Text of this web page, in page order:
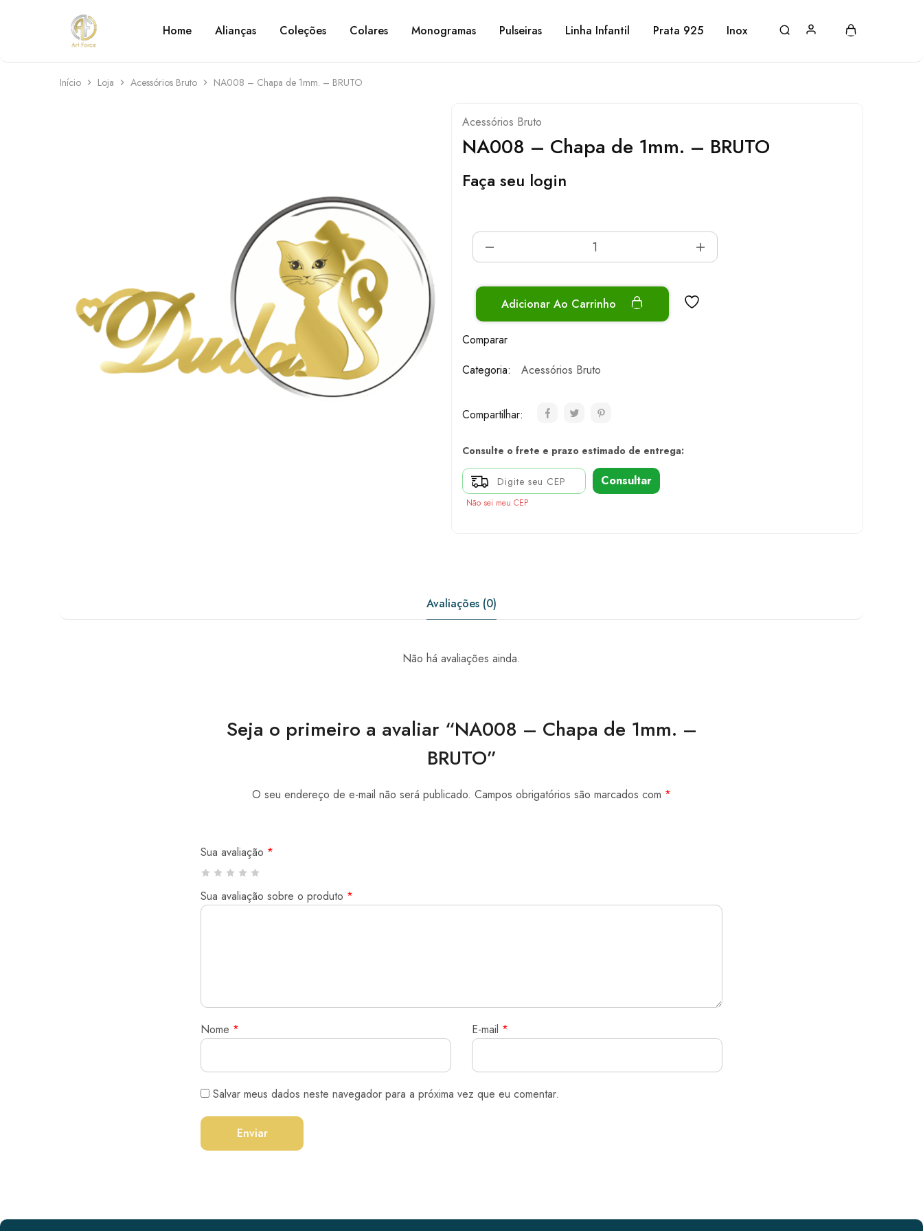
Art
Force
Semijoias
personalizadas
Home Alianças Coleções Colares Monogramas Pulseiras Linha Infantil Prata 925 Inox
Início Loja Acessórios Bruto NA008 – Chapa de 1mm. – BRUTO
Acessórios Bruto
NA008 – Chapa de 1mm. – BRUTO
Faça seu login
Adicionar Ao Carrinho
Comparar
Categoria:
Acessórios Bruto
Compartilhar:
Consulte o frete e prazo estimado de entrega:
Consultar
Não sei meu CEP
Avaliações (0)
Não há avaliações ainda.
Seja o primeiro a avaliar “NA008 – Chapa de 1mm. –
BRUTO”
O seu endereço de e-mail não será publicado. Campos obrigatórios são marcados com *
Sua avaliação *
Sua avaliação sobre o produto *
Nome * E-mail *
Salvar meus dados neste navegador para a próxima vez que eu comentar.